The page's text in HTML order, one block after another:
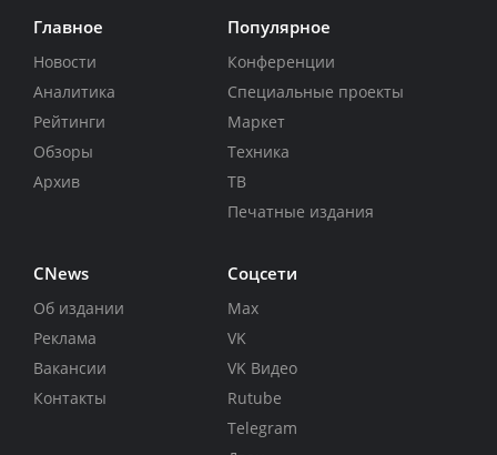
Главное
Новости
Аналитика
Рейтинги
Обзоры
Архив
Популярное
Конференции
Специальные проекты
Маркет
Техника
ТВ
Печатные издания
CNews
Об издании
Реклама
Вакансии
Контакты
Соцсети
Max
VK
VK Видео
Rutube
Telegram